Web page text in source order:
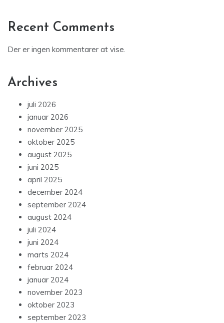
Recent Comments
Der er ingen kommentarer at vise.
Archives
juli 2026
januar 2026
november 2025
oktober 2025
august 2025
juni 2025
april 2025
december 2024
september 2024
august 2024
juli 2024
juni 2024
marts 2024
februar 2024
januar 2024
november 2023
oktober 2023
september 2023